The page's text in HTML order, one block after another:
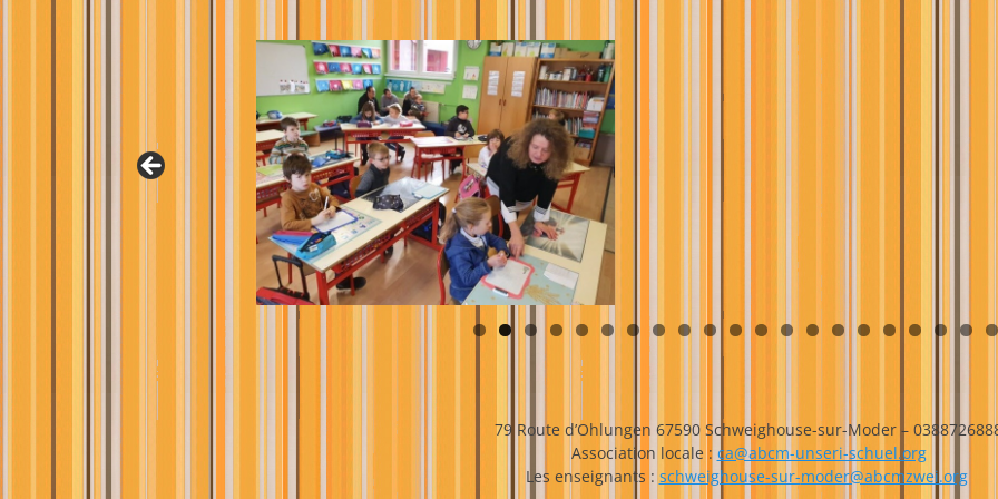
79 Route d’Ohlungen 67590 Schweighouse-sur-Moder –
Association locale : ca@abcm-unseri-schuel.org
Les enseignants : schweighouse-sur-moder@abcmzwei.org